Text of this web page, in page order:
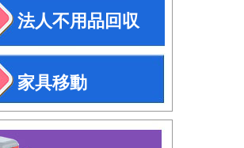
法人不用品回収
家具移動